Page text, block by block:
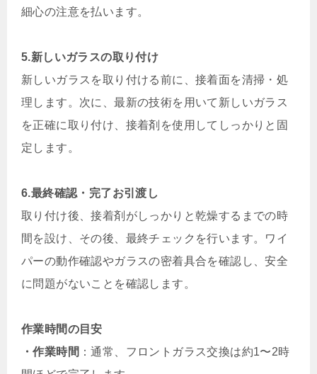
細心の注意を払います。
5.新しいガラスの取り付け
新しいガラスを取り付ける前に、接着面を清掃・処
理します。次に、最新の技術を用いて新しいガラス
を正確に取り付け、接着剤を使用してしっかりと固
定します。
6.最終確認・完了お引渡し
取り付け後、接着剤がしっかりと乾燥するまでの時
間を設け、その後、最終チェックを行います。ワイ
パーの動作確認やガラスの密着具合を確認し、安全
に問題がないことを確認します。
作業時間の目安
・作業時間 ：通常、フロントガラス交換は約1〜2時